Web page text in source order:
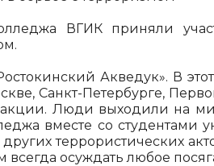
ВГИК приняли
Акведук». В
Санкт-Петербурге,
Люди выходили на
вместе со студентами
других террористических
всегда осуждать любое